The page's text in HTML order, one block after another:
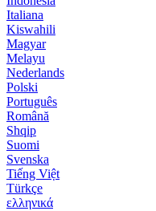
Italiana
Kiswahili
Magyar
Melayu
Nederlands
Polski
Português
Română
Shqip
Suomi
Svenska
Tiếng Việt
Türkçe
ελληνικά